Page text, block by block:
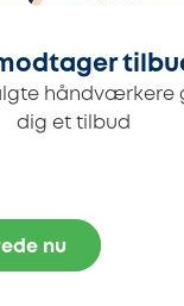
håndværkere
dig et tilbud
nu